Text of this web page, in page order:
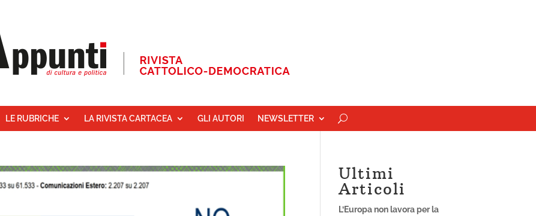
LE RUBRICHE LA RIVISTA CARTACEA GLI AUTORI NEWSLETTER
Ultimi
Articoli
L’Europa non lavora per la